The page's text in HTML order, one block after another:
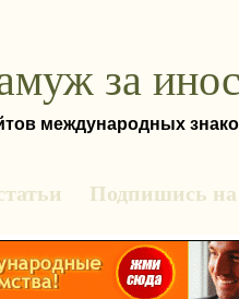
за
международных
Подпишись